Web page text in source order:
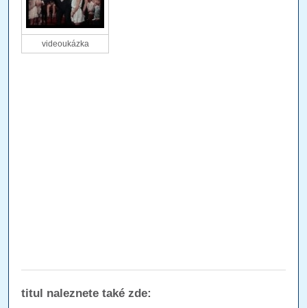
videoukázka
titul naleznete také zde: